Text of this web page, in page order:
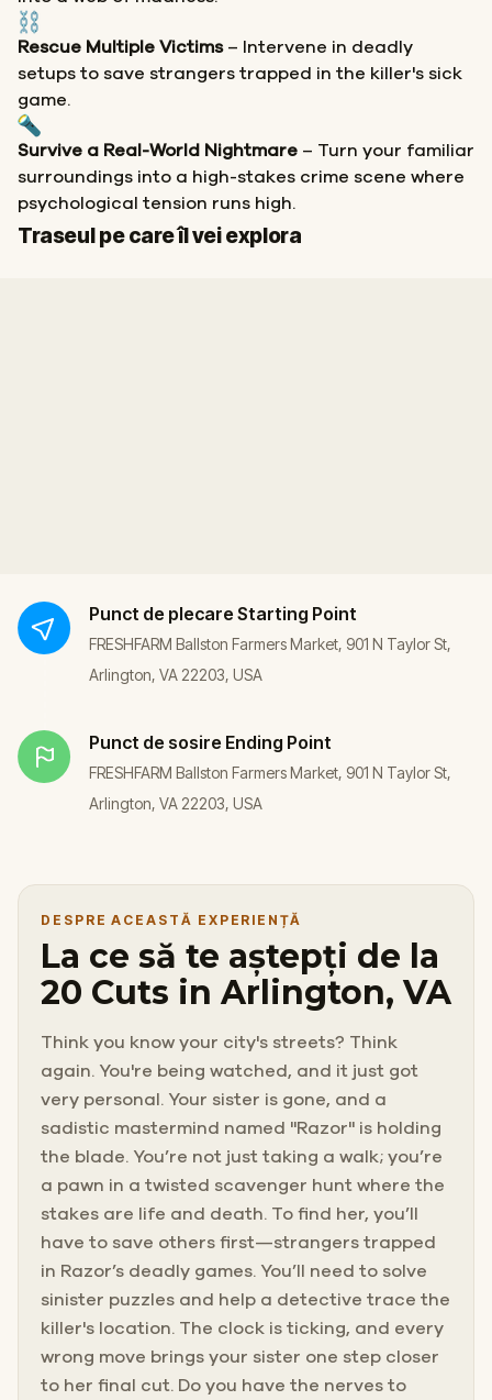
Rescue Multiple Victims– Intervene in deadly
setups to save strangers trapped in the killer's sick
game.
Survive a Real-World Nightmare – Turn your familiar
surroundings into a high-stakes crime scene where
psychological tension runs high.
Traseul pe care îl vei explora
Punct de plecare Starting Point
FRESHFARM Ballston Farmers Market, 901 N Taylor St,
Arlington, VA 22203, USA
Punct de sosire Ending Point
FRESHFARM Ballston Farmers Market, 901 N Taylor St,
Arlington, VA 22203, USA
DESPRE ACEASTĂ EXPERIENȚĂ
La ce să te aștepți de la
20 Cuts in Arlington, VA
Think you know your city's streets? Think
again. You're being watched, and it just got
very personal. Your sister is gone, and a
sadistic mastermind named "Razor" is holding
the blade. You’re not just taking a walk; you’re
a pawn in a twisted scavenger hunt where the
stakes are life and death. To find her, you’ll
have to save others first—strangers trapped
in Razor’s deadly games. You’ll need to solve
sinister puzzles and help a detective trace the
killer's location. The clock is ticking, and every
wrong move brings your sister one step closer
to her final cut. Do you have the nerves to